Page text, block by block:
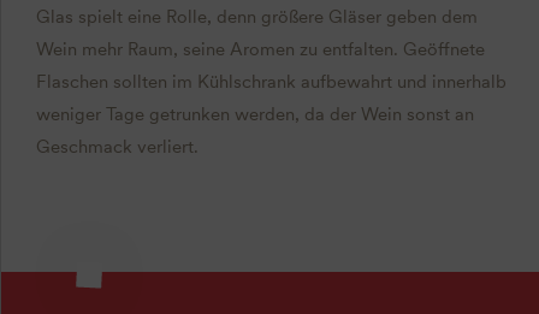
Glas spielt eine Rolle, denn größere Gläser geben dem
Wein mehr Raum, seine Aromen zu entfalten. Geöffnete
Flaschen sollten im Kühlschrank aufbewahrt und innerhalb
weniger Tage getrunken werden, da der Wein sonst an
Geschmack verliert.